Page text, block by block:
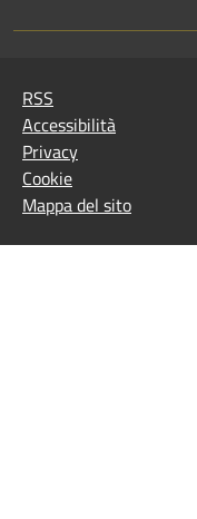
RSS
Accessibilità
Privacy
Cookie
Mappa del sito